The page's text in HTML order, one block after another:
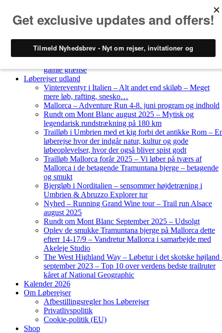
Løberejser Danmark
gamle grænse
Løberejser udland
Vintereventyr i Italien – Alt andet end skiløb – Meget
mere løb, rafting, snesko…
Mallorca – Adventure Run 4-8. juni program og indhold
Rundt om Mont Blanc august 2025 – Mytisk og
legendarisk rundstrækning på 180 km
Trailløb i Umbrien med et kig forbi det antikke Rom –
løberejse hvor der indgår natur, kultur og gode
løbeoplevelser, hvor der også bliver spist godt
Trailløb Mallorca forår 2025 – Vi løber på tværs af
Mallorca i de betagende Tramuntana bjerge – betagende
og smukt
Bjergløb i Norditalien – sensommer højdetræning i
Umbrien & Abruzzo Explorer tur
Nyhed – Running Grand Wine tour – Trail run Alsace
august 2025
Rundt om Mont Blanc September 2025 – Udsolgt
Oplev de smukke Tramuntana bjerge på Mallorca dette
efterr 14-17/9 – Vandretur Mallorca i samarbejde med
Akeleje Studio
The West Highland Way – Løbetur i det skotske højland
september 2023 – Top 10 over verdens bedste trailruter
kåret af National Geographic
Kalender 2026
Om Løberejser
Afbestillingsregler hos Løberejser
Privatlivspolitik
Cookie-politik (EU)
Shop